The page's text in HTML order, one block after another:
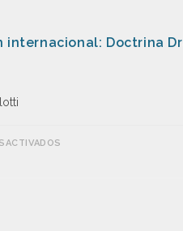
internacional: Doctrina